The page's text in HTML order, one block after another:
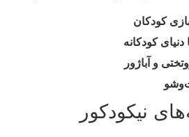
کودکان
کودکانه
و آباژور
نیکودکور